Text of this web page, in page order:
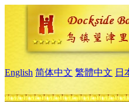
English 简体中文 繁體中文 日